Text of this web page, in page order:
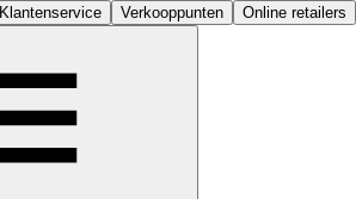
Klantenservice Verkooppunten Online retailers